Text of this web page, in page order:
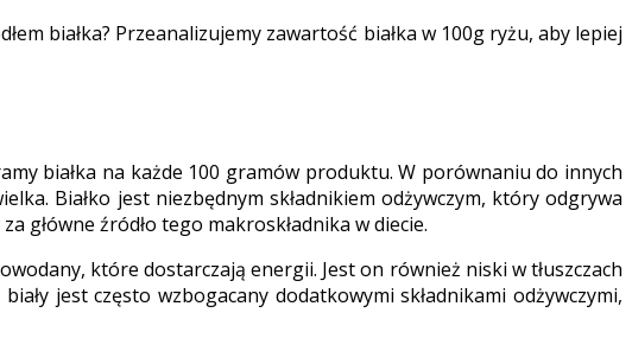
białka? Przeanalizujemy zawartość białka w 100g ryżu, aby lepiej
białka na każde 100 gramów produktu. W porównaniu do innych
Białko jest niezbędnym składnikiem odżywczym, który odgrywa
główne źródło tego makroskładnika w diecie.
które dostarczają energii. Jest on również niski w tłuszczach
jest często wzbogacany dodatkowymi składnikami odżywczymi,